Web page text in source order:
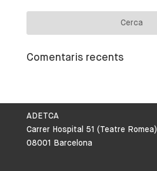
Comentaris recents
ADETCA
Carrer Hospital 51 (Teatre Romea)
08001 Barcelona